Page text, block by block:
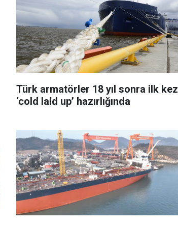
Türk armatörler 18 yıl sonra ilk kez
‘cold laid up’ hazırlığında